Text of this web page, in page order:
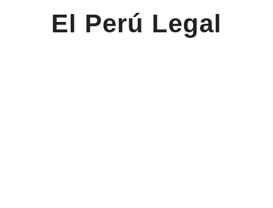
El Perú Legal